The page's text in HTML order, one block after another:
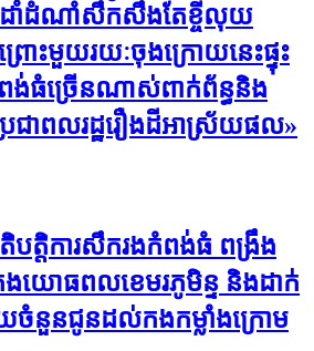
ាំដំណាំសឹកសឹងតែខ្ចីលុយ
ោះមួយរយៈចុងក្រោយនេះផ្ទុះ
ង់ធំច្រើនណាស់ពាក់ព័ន្ធនិង
រជាពលរដ្ឋរឿងដីអាស្រ័យផល»
តិបត្តិការសឹករងកំពង់ធំ ពង្រឹង
ងយោធពលខេមរភូមិន្ទ និងដាក់
ចំនួនជូនដល់កងកម្លាំងក្រោម